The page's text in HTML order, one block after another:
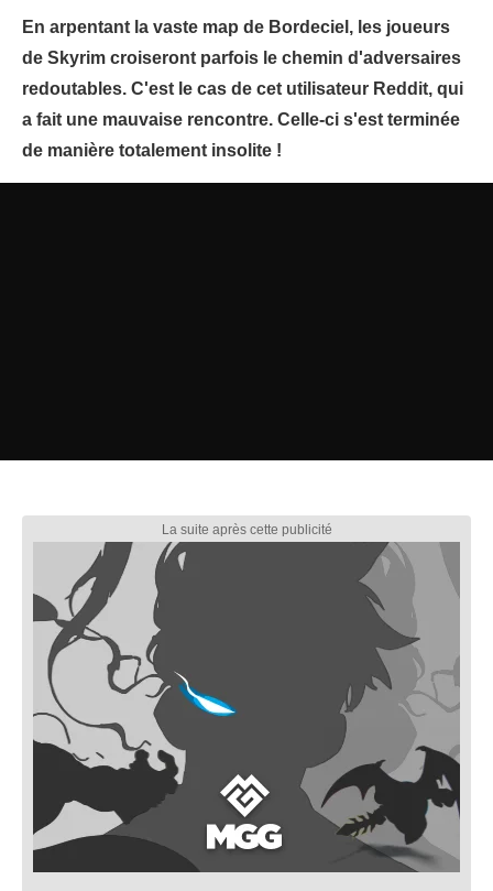
En arpentant la vaste map de Bordeciel, les joueurs
de Skyrim croiseront parfois le chemin d'adversaires
redoutables. C'est le cas de cet utilisateur Reddit, qui
a fait une mauvaise rencontre. Celle-ci s'est terminée
de manière totalement insolite !